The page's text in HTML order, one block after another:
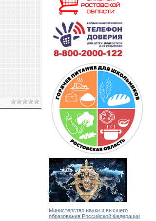
Министерство науки и высшего
образования Российской Федерации